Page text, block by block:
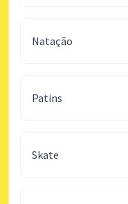
Natação
Patins
Skate